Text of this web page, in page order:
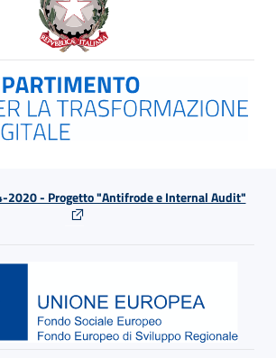
2020 - Progetto "Antifrode e Internal Audit"